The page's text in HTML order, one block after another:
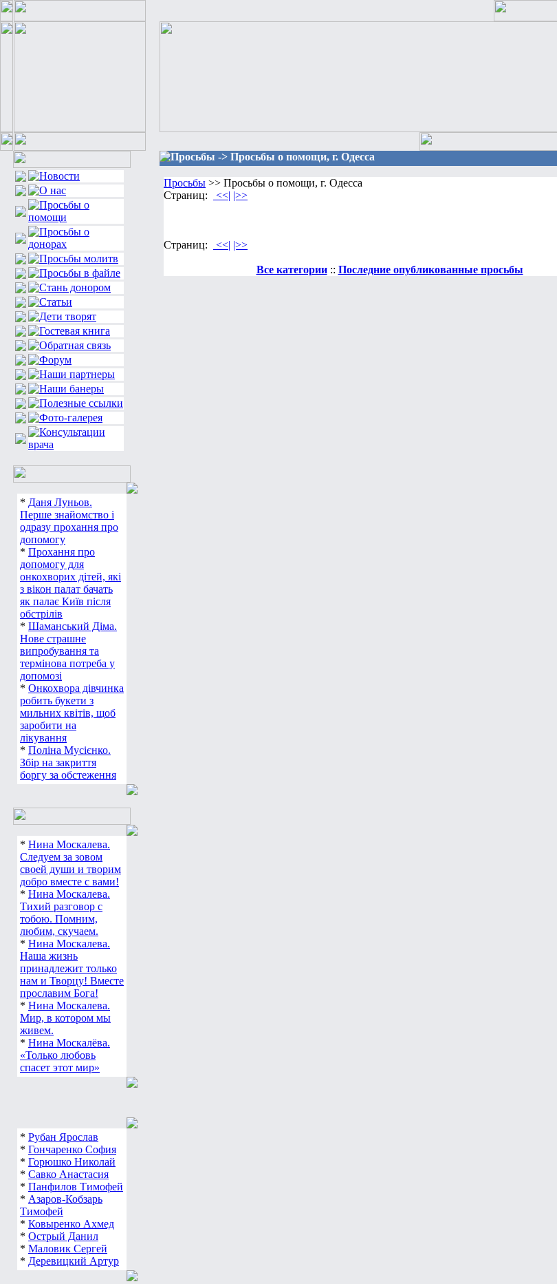
* Даня Луньов.
Перше знайомство і
одразу прохання про
допомогу
* Прохання про
допомогу для
онкохворих дітей, які
з вікон палат бачать
як палає Київ після
обстрілів
* Шаманський Діма.
Нове страшне
випробування та
термінова потреба у
допомозі
* Онкохвора дівчинка
робить букети з
мильних квітів, щоб
заробити на
лікування
* Поліна Мусієнко.
Збір на закриття
боргу за обстеження
* Нина Москалева.
Следуем за зовом
своей души и творим
добро вместе с вами!
* Нина Москалева.
Тихий разговор с
тобою. Помним,
любим, скучаем.
* Нина Москалева.
Наша жизнь
принадлежит только
нам и Творцу! Вместе
прославим Бога!
* Нина Москалева.
Мир, в котором мы
живем.
* Нина Москалёва.
«Только любовь
спасет этот мир»
* Рубан Ярослав
* Гончаренко София
* Горюшко Николай
* Савко Анастасия
* Панфилов Тимофей
* Азаров-Кобзарь
Тимофей
* Ковыренко Ахмед
* Острый Данил
* Маловик Сергей
* Деревицкий Артур
Просьбы -> Просьбы о помощи, г. Одесса
Просьбы >> Просьбы о помощи, г. Одесса
Страниц:
<<| |>>
Страниц: <<| |>>
Все категории:: Последние опубликованные просьбы